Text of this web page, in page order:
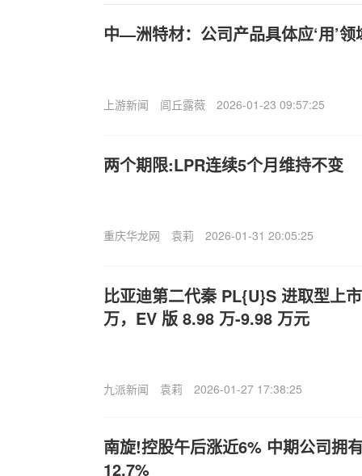
中—洲特材：公司产品具体应‘用’
上游新闻 闾丘露薇 2026-01-23 09:57:25
两个期限:LPR连续5个月维持不变
重庆华龙网 袁莉 2026-01-31 20:05:25
比亚迪第二代秦 PL{U}S 进取型上
万，EV 版 8.98 万-9.98 万元
九派新闻 袁莉 2026-01-27 17:38:25
南旋!控股午后涨近6% 中期公司拥
12.7%